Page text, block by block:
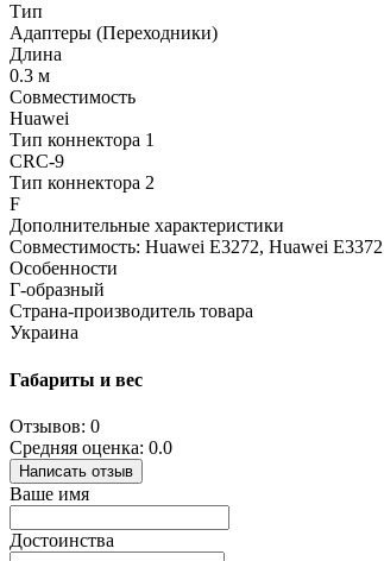
Тип
Адаптеры (Переходники)
Длина
0.3 м
Совместимость
Huawei
Тип коннектора 1
CRC-9
Тип коннектора 2
F
Дополнительные характеристики
Совместимость: Huawei E3272, Huawei E3372
Особенности
Г-образный
Страна-производитель товара
Украина
Габариты и вес
Отзывов: 0
Средняя оценка: 0.0
Написать отзыв
Ваше имя
Достоинства